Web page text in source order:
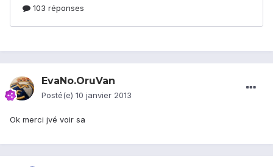
EvaNo.OruVan
Posté(e) 10 janvier 2013
Ok merci jvé voir sa